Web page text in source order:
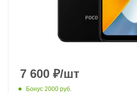
7 600 ₽/шт
Бонус 2000 руб.